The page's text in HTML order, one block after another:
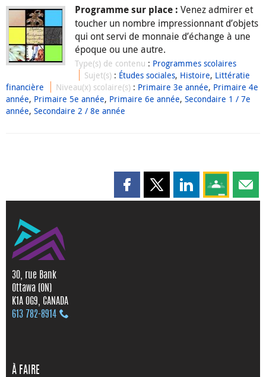
Programme sur place : Venez admirer et
toucher un nombre impressionnant d’objets
qui ont servi de monnaie d’échange à une
époque ou une autre.
Type(s) de contenu : Programmes scolaires
Sujet(s) : Études sociales, Histoire, Littératie
financière
Niveau(x) scolaire(s) : Primaire 3e année, Primaire 4e
année, Primaire 5e année, Primaire 6e année, Secondaire 1 / 7e
année, Secondaire 2 / 8e année
Partager cette page sur
Partager cette page sur X
Partager cette
Partagez
30, rue Bank
Ottawa (ON)
K1A 0G9, CANADA
613 782‑8914
À FAIRE